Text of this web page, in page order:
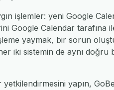
işlemler: yeni Google
Google Calendar tarafına
yaymak, bir sorun
iki sistemin de aynı doğru
yapın,